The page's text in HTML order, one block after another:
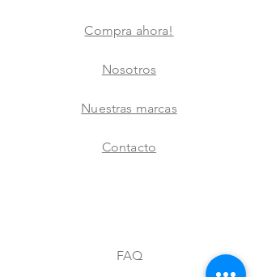
Compra ahora!
Nosotros
Nuestras marcas
Contacto
FAQ